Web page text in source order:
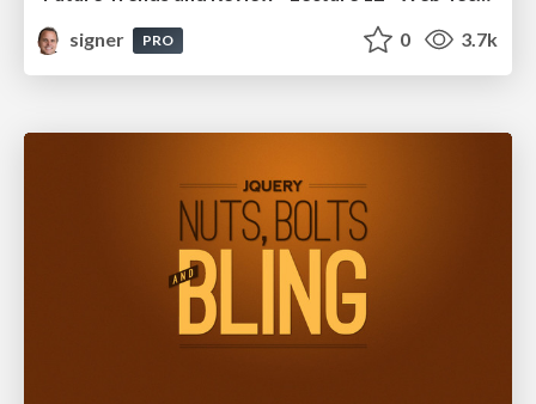
signer
PRO 0 3.7k